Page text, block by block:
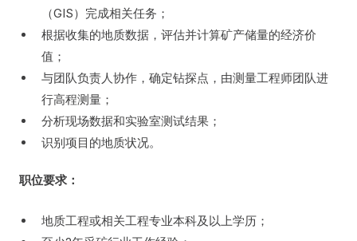
（GIS）完成相关任务；
根据收集的地质数据，评估并计算矿产储量的经济价
值；
与团队负责人协作，确定钻探点，由测量工程师团队进
行高程测量；
分析现场数据和实验室测试结果；
识别项目的地质状况。
职位要求：
地质工程或相关工程专业本科及以上学历；